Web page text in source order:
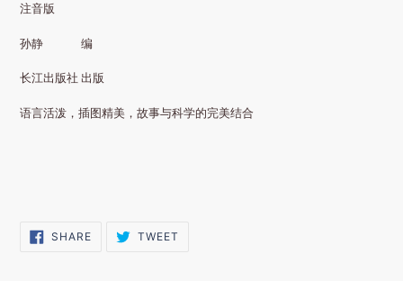
注音版
孙静 编
长江出版社 出版
语言活泼，插图精美，故事与科学的完美结合
SHARESHARE
ON
TWEET